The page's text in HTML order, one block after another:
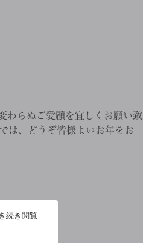
わらぬご愛顧を宜しくお願い致
は、どうぞ皆様よいお年をお
続き閲覧